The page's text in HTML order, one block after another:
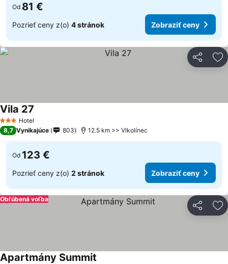
Od 81 €
Pozrieť ceny z(o) 4 stránok Zobraziť ceny
Zdieľať
3 Počet hviezdičiek
Hotel
Vila 27
8,7 Vynikajúce 803 12.5 km >> Vlkolínec
Od 123 €
Pozrieť ceny z(o) 2 stránok Zobraziť ceny
Zdieľať
Obľúbená voľba
Apartmány Summit